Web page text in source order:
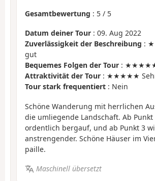
Gesamtbewertung : 5 / 5
Datum deiner Tour : 09. Aug 2022
Zuverlässigkeit der Beschreibung :
gut
Bequemes Folgen der Tour : ★★★★★
Attraktivität der Tour : ★★★★★
Tour stark frequentiert : Nein
Schöne Wanderung mit herrlichen
die umliegende Landschaft. Ab Punkt
ordentlich bergauf, und ab Punkt 3
anstrengender. Schöne Häuser im
paille.
Maschinell übersetzt